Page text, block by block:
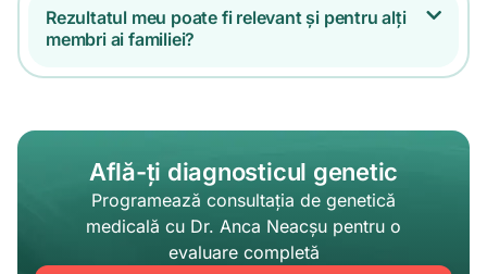
Rezultatul meu poate fi relevant și pentru alți
membri ai familiei?
Află-ți diagnosticul genetic
Programează consultația de genetică
medicală cu Dr. Anca Neacșu pentru o
evaluare completă